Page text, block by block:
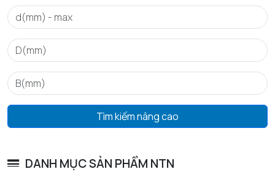
Tìm kiếm nâng cao
DANH MỤC SẢN PHẨM NTN
GIỚI HẠN
da min - Đường kính vai tối thiểu IR 45 mm
Da max - Đường kính vai tối đa OR 63 mm
ra max - Bán kính góc lượn tối đa trục & vỏ